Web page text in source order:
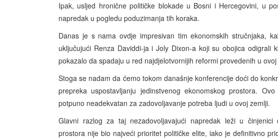
Ipak, usljed hronične političke blokade u Bosni i Hercegovini, u
napredak u pogledu poduzimanja tih koraka.
Danas je s nama ovdje impresivan tim ekonomskih stručnjaka,
uključujući Renza Daviddi-ja i Joly Dixon-a koji su obojica
pokazalo da spadaju u red najdjelotvornijih reformi provedenih u
Stoga se nadam da ćemo tokom današnje konferencije doći do
prepreka uspostavljanju jedinstvenog ekonomskog prostora.
potpuno neadekvatan za zadovoljavanje potreba ljudi u ovoj zemlji.
Glavni razlog za taj nezadovoljavajući napredak leži u činjenici
prostora nije bio najveći prioritet političke elite, iako je definitivno